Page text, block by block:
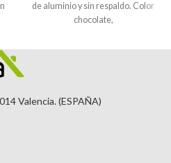
de aluminio y sin respaldo. Color
chocolate,
Valencia. (ESPAÑA)